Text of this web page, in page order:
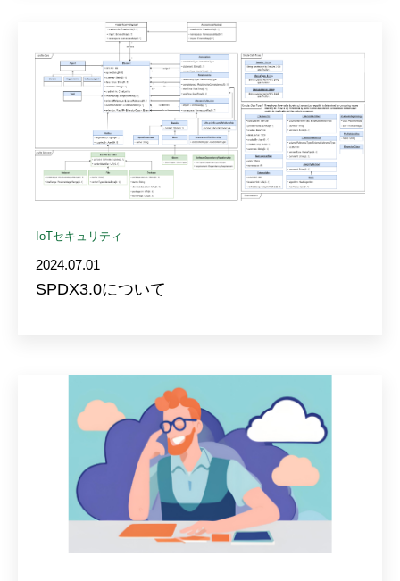
IoTセキュリティ
2024.07.01
SPDX3.0について